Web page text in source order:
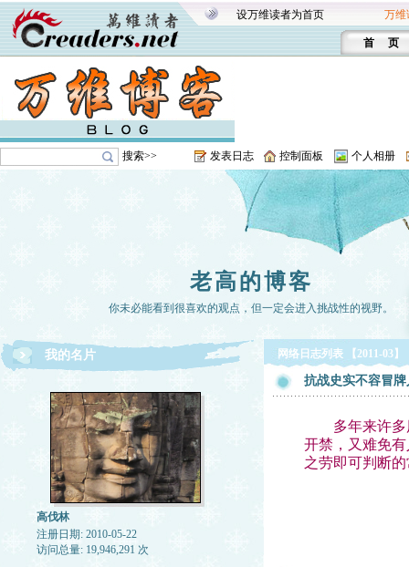
设万维读者为首页 万维
首 页
搜索>> 发表日志 控制面板 个人相册
老高的博客
你未必能看到很喜欢的观点，但一定会进入挑战性的视野。
我的名片
高伐林
注册日期: 2010-05-22
访问总量: 19,946,291 次
网络日志列表 【2011-03】
抗战史实不容冒
多年来许多历
开禁，又难免
之劳即可判断